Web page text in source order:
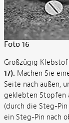
Foto 16
Großzügig
17). Machen Sie
Seite nach außen,
geklebten Stopfen
(durch die Steg-
ein Steg-Pin nach